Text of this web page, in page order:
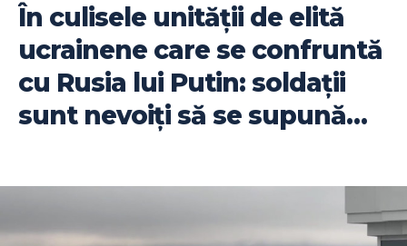
În culisele unității de elită
ucrainene care se confruntă
cu Rusia lui Putin: soldații
sunt nevoiți să se supună…